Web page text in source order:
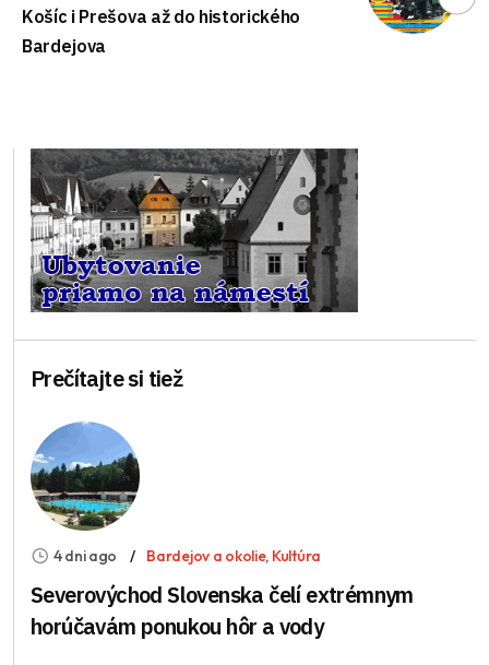
Košíc i Prešova až do historického
Bardejova
Prečítajte si tiež
4 dni ago Bardejov a okolie, Kultúra
Severovýchod Slovenska čelí extrémnym
horúčavám ponukou hôr a vody